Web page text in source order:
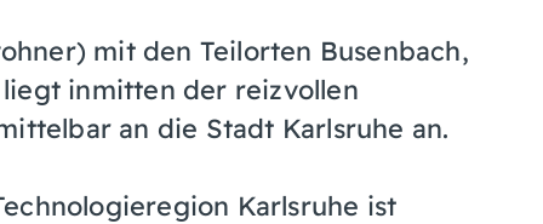
mit den Teilorten Busenbach,
inmitten der reizvollen
an die Stadt Karlsruhe an.
Karlsruhe ist